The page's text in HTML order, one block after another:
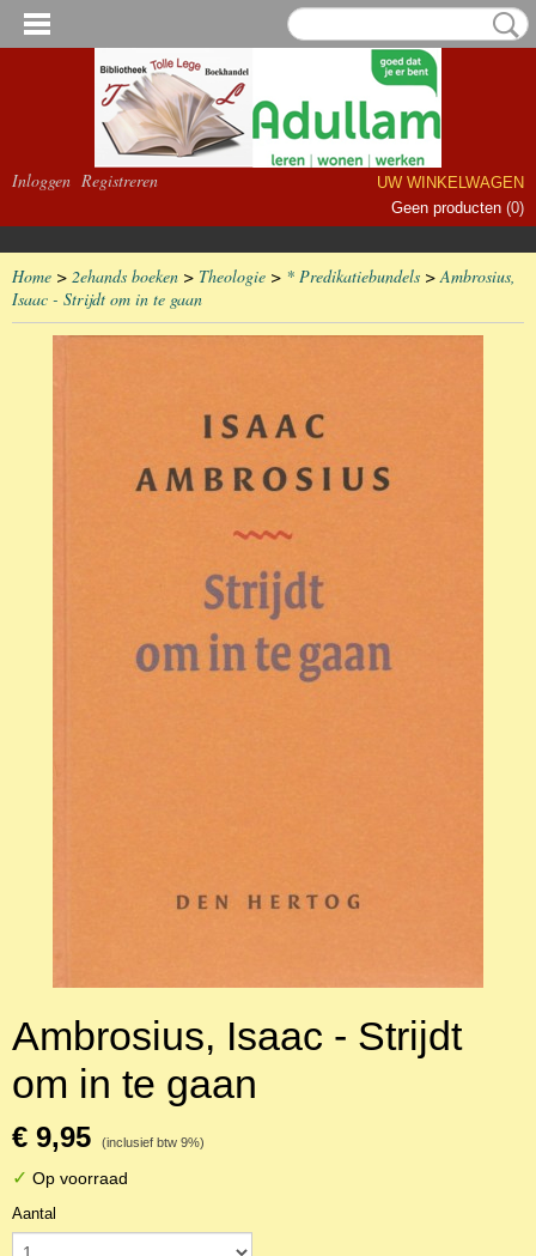
Inloggen Registreren
UW WINKELWAGEN
Geen producten (0)
Home > 2ehands boeken > Theologie > * Predikatiebundels >Ambrosius,
Isaac - Strijdt om in te gaan
Ambrosius, Isaac - Strijdt
om in te gaan
€ 9,95 (inclusief btw 9%)
✓ Op voorraad
Aantal